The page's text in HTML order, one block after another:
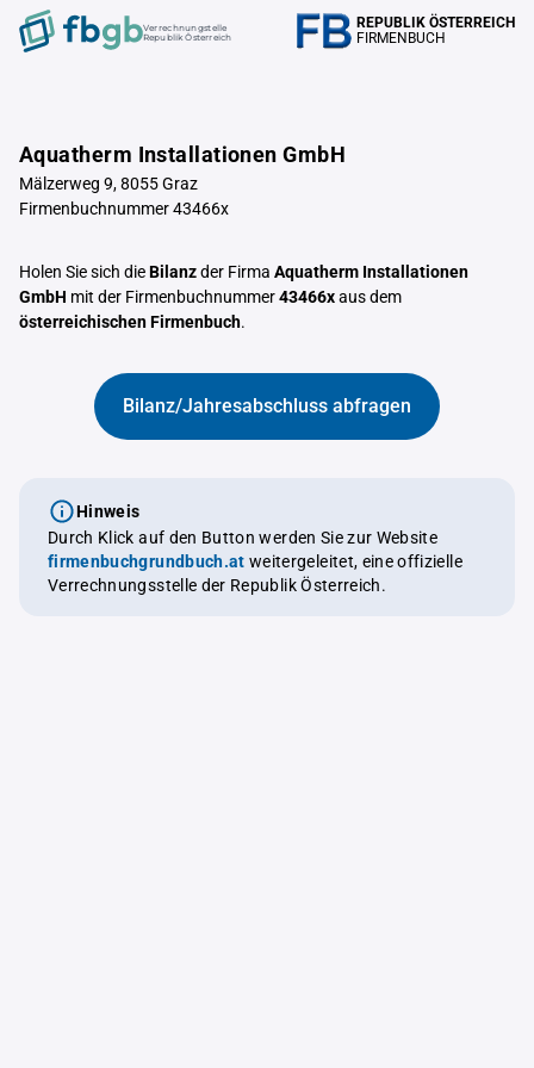
Verrechnungstelle
Republik Österreich
REPUBLIK ÖSTERREICH
FIRMENBUCH
Aquatherm Installationen GmbH
Mälzerweg 9, 8055 Graz
Firmenbuchnummer 43466x
Holen Sie sich dieBilanzder Firma Aquatherm Installationen
GmbH mit der Firmenbuchnummer43466xaus dem
österreichischen Firmenbuch.
Bilanz/Jahresabschluss abfragen
Hinweis
Durch Klick auf den Button werden Sie zur Website
firmenbuchgrundbuch.at weitergeleitet, eine offizielle
Verrechnungsstelle der Republik Österreich.